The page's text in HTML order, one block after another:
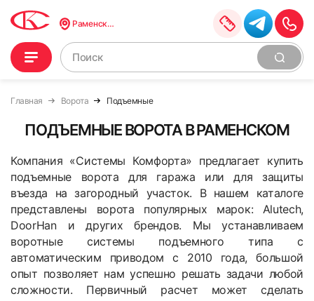
Раменское
Главная Ворота Подъемные
ПОДЪЕМНЫЕ ВОРОТА В РАМЕНСКОМ
Компания «Системы Комфорта» предлагает купить
подъемные ворота для гаража или для защиты
въезда на загородный участок. В нашем каталоге
представлены ворота популярных марок: Alutech,
DoorHan и других брендов. Мы устанавливаем
воротные системы подъемного типа с
автоматическим приводом с 2010 года, большой
опыт позволяет нам успешно решать задачи любой
сложности. Первичный расчет может сделать